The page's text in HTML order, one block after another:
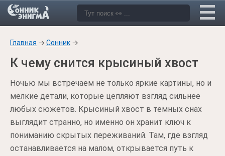
Главная → Сонник →
К чему снится крысиный хвост
Ночью мы встречаем не только яркие картины, но и
мелкие детали, которые цепляют взгляд сильнее
любых сюжетов. Крысиный хвост в темных снах
выглядит странно, но именно он хранит ключ к
пониманию скрытых переживаний. Там, где взгляд
останавливается на малом, открывается путь к